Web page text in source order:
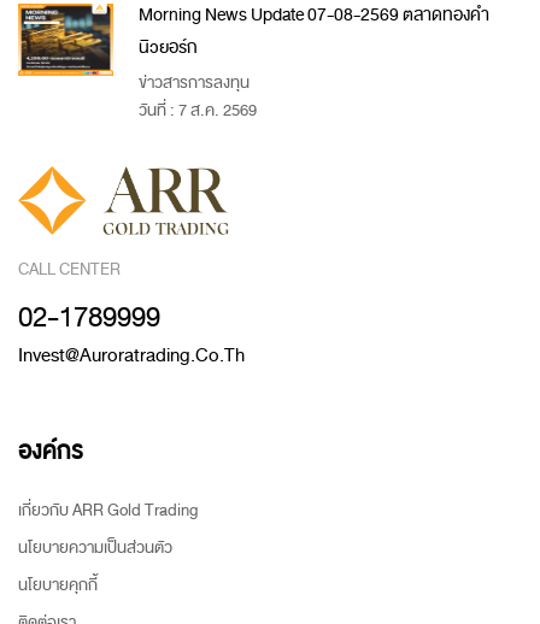
Morning News Update 07-08-2569 ตลาดทองคำ
นิวยอร์ก
ข่าวสารการลงทุน
วันที่ : 7 ส.ค. 2569
CALL CENTER
02-1789999
Invest@auroratrading.co.th
องค์กร
เกี่ยวกับ ARR Gold Trading
นโยบายความเป็นส่วนตัว
นโยบายคุกกี้